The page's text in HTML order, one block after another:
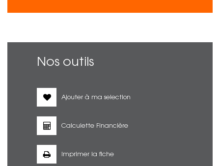
Nos outils
Ajouter à ma selection
Calculette Financière
Imprimer la fiche